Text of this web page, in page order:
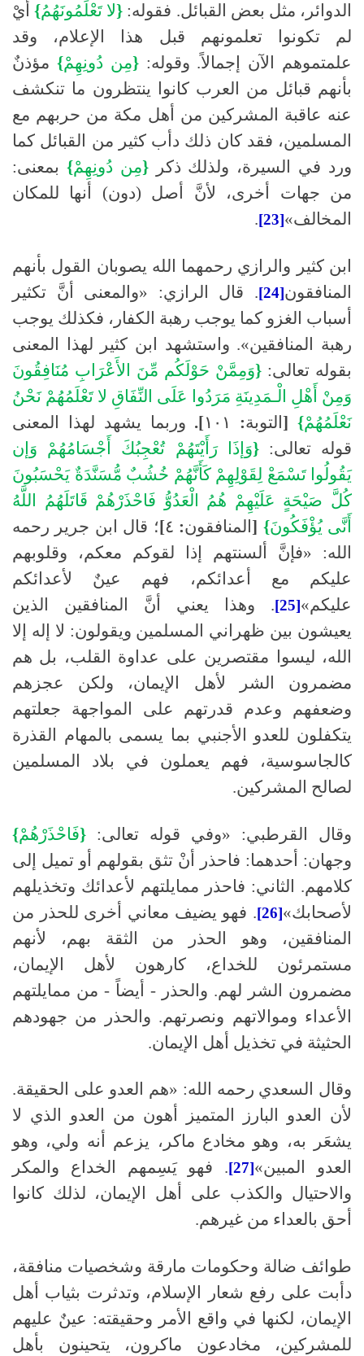
الدوائر، مثل بعض القبائل. فقوله:
{لا تَعْلَمُونَهُمُ} أيْ
لم تكونوا تعلمونهم قبل هذا الإعلام، وقد
علمتموهم الآن إجمالاً. وقوله:
{مِن دُونِهِمْ} مؤذنٌ
بأنهم قبائل من العرب كانوا ينتظرون ما تنكشف
عنه عاقبة المشركين من أهل مكة من حربهم مع
المسلمين، فقد كان ذلك دأب كثير من القبائل كما
ورد في السيرة، ولذلك ذكر{مِن دُونِهِمْ} بمعنى:
من جهات أخرى، لأنَّ أصل (دون)
أنها للمكان
المخالف»[23]
.
ابن كثير والرازي رحمهما الله يصوبان القول بأنهم
المنافقون[24]
. قال الرازي: «والمعنى أنَّ تكثير
أسباب الغزو كما يوجب رهبة الكفار، فكذلك يوجب
رهبة المنافقين». واستشهد ابن كثير لهذا المعنى
بقوله تعالى:
{وَمِمَّنْ حَوْلَكُم مِّنَ الأَعْرَابِ مُنَافِقُونَ
وَمِنْ أَهْلِ الْـمَدِينَةِ مَرَدُوا عَلَى النِّفَاقِ لا تَعْلَمُهُمْ نَحْنُ
نَعْلَمُهُمْ}
[التوبة: ١٠١]. وربما يشهد لهذا المعنى
قوله تعالى:
{وَإذَا رَأَيْتَهُمْ تُعْجِبُكَ أَجْسَامُهُمْ وَإن
يَقُولُوا تَسْمَعْ لِقَوْلِهِمْ كَأَنَّهُمْ خُشُبٌ مُّسَنَّدَةٌ يَحْسَبُونَ
كُلَّ صَيْحَةٍ عَلَيْهِمْ هُمُ الْعَدُوُّ فَاحْذَرْهُمْ قَاتَلَهُمُ
اللَّهُ
أَنَّى يُؤْفَكُونَ}
[المنافقون: ٤]؛ قال ابن جرير رحمه
الله: «فإنَّ ألسنتهم إذا لقوكم معكم، وقلوبهم
عليكم مع أعدائكم، فهم عينٌ لأعدائكم
عليكم»[25]
. وهذا يعني أنَّ المنافقين الذين
يعيشون بين ظهراني المسلمين ويقولون: لا إله إلا
الله، ليسوا مقتصرين على عداوة القلب، بل هم
مضمرون الشر لأهل الإيمان، ولكن عجزهم
وضعفهم وعدم قدرتهم على المواجهة جعلتهم
يتكفلون للعدو الأجنبي بما يسمى بالمهام القذرة
كالجاسوسية، فهم يعملون في بلاد المسلمين
لصالح المشركين.
وقال القرطبي: «وفي قوله تعالى:
{فَاحْذَرْهُمْ}
وجهان: أحدهما: فاحذر أنْ تثق بقولهم أو تميل إلى
كلامهم. الثاني: فاحذر ممايلتهم لأعدائك وتخذيلهم
لأصحابك»[26]
. فهو يضيف معاني أخرى للحذر من
المنافقين، وهو الحذر من الثقة بهم، لأنهم
مستمرئون للخداع، كارهون لأهل الإيمان،
مضمرون الشر لهم. والحذر - أيضاً - من ممايلتهم
الأعداء وموالاتهم ونصرتهم. والحذر من جهودهم
الحثيثة في تخذيل أهل الإيمان.
وقال السعدي رحمه الله: «هم العدو على الحقيقة.
لأن العدو البارز المتميز أهون من العدو الذي لا
يشعَر به، وهو مخادع ماكر، يزعم أنه ولي، وهو
العدو المبين»[27]
. فهو يَسِمهم الخداع والمكر
والاحتيال والكذب على أهل الإيمان، لذلك كانوا
أحق بالعداء من غيرهم.
طوائف ضالة وحكومات مارقة وشخصيات منافقة،
دأبت على رفع شعار الإسلام، وتدثرت بثياب أهل
الإيمان، لكنها في واقع الأمر وحقيقته: عينٌ عليهم
للمشركين، مخادعون ماكرون، يتحينون بأهل